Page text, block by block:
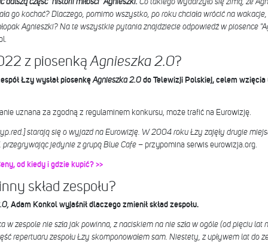
go kochać? Dlaczego, pomimo wszystko, po roku chciała wrócić na
Agnieszki? Na te wszystkie pytania znajdziecie odpowiedź w piosence
z piosenkąAgnieszka 2.0?
Łzy wysłał piosenkęAgnieszka 2.0 do Telewizji Polskiej, celem
uznana za zgodną z regulaminem konkursu, może trafić na Eurowizję.
starają się o wyjazd na Eurowizję. W 2004 roku Łzy zajęły drugie
jedynie z grupą Blue Cafe– przypomina serwis eurowizja.org.
od kiedy i gdzie kupić? >>
skład zespołu?
Adam Konkol wyjaśnił dlaczego zmienił skład zespołu.
w zespole nie szła jak powinna, z naciskiem na nie szła w ogóle (od pięciu lat
repertuaru zespołu Łzy skomponowałem sam. Niestety, z upływem lat do